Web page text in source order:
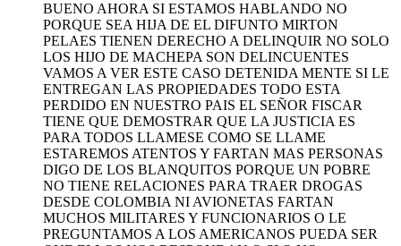
BUENO AHORA SI ESTAMOS HABLANDO NO
PORQUE SEA HIJA DE EL DIFUNTO MIRTON
PELAES TIENEN DERECHO A DELINQUIR NO SOLO
LOS HIJO DE MACHEPA SON DELINCUENTES
VAMOS A VER ESTE CASO DETENIDA MENTE SI LE
ENTREGAN LAS PROPIEDADES TODO ESTA
PERDIDO EN NUESTRO PAIS EL SEÑOR FISCAR
TIENE QUE DEMOSTRAR QUE LA JUSTICIA ES
PARA TODOS LLAMESE COMO SE LLAME
ESTAREMOS ATENTOS Y FARTAN MAS PERSONAS
DIGO DE LOS BLANQUITOS PORQUE UN POBRE
NO TIENE RELACIONES PARA TRAER DROGAS
DESDE COLOMBIA NI AVIONETAS FARTAN
MUCHOS MILITARES Y FUNCIONARIOS O LE
PREGUNTAMOS A LOS AMERICANOS PUEDA SER